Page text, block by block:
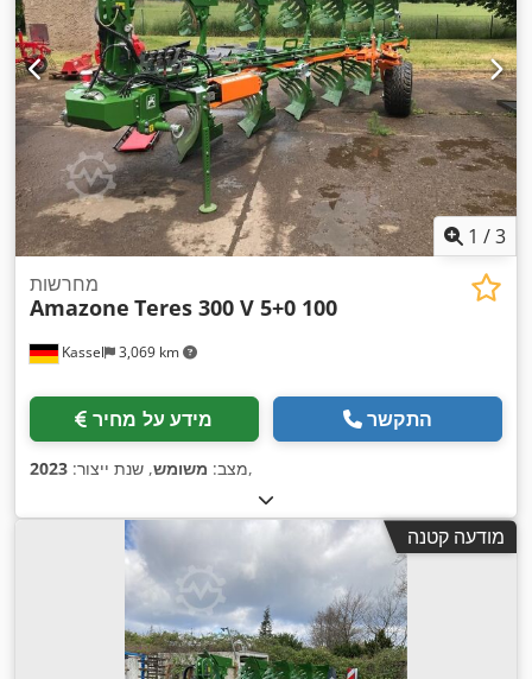
1 /3
Kassel 3,069 km
מחרשות
Amazone Teres 300 V 5+0 100
מידע על מחיר התקשר
מצב: משומש, שנת ייצור: 2023 ,
מודעה קטנה